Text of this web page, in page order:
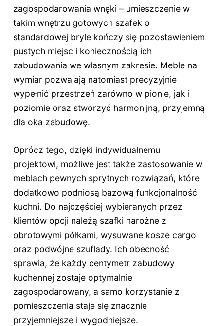
zagospodarowania wnęki – umieszczenie w
takim wnętrzu gotowych szafek o
standardowej bryle kończy się pozostawieniem
pustych miejsc i koniecznością ich
zabudowania we własnym zakresie. Meble na
wymiar pozwalają natomiast precyzyjnie
wypełnić przestrzeń zarówno w pionie, jak i
poziomie oraz stworzyć harmonijną, przyjemną
dla oka zabudowę.
Oprócz tego, dzięki indywidualnemu
projektowi, możliwe jest także zastosowanie w
meblach pewnych sprytnych rozwiązań, które
dodatkowo podniosą bazową funkcjonalność
kuchni. Do najczęściej wybieranych przez
klientów opcji należą szafki narożne z
obrotowymi półkami, wysuwane kosze cargo
oraz podwójne szuflady. Ich obecność
sprawia, że każdy centymetr zabudowy
kuchennej zostaje optymalnie
zagospodarowany, a samo korzystanie z
pomieszczenia staje się znacznie
przyjemniejsze i wygodniejsze.